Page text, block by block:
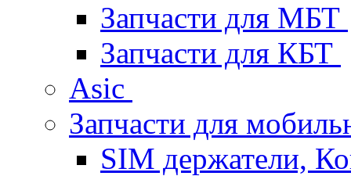
Запчасти для МБТ
Запчасти для КБТ
Asic
Запчасти для
SIM держатели,